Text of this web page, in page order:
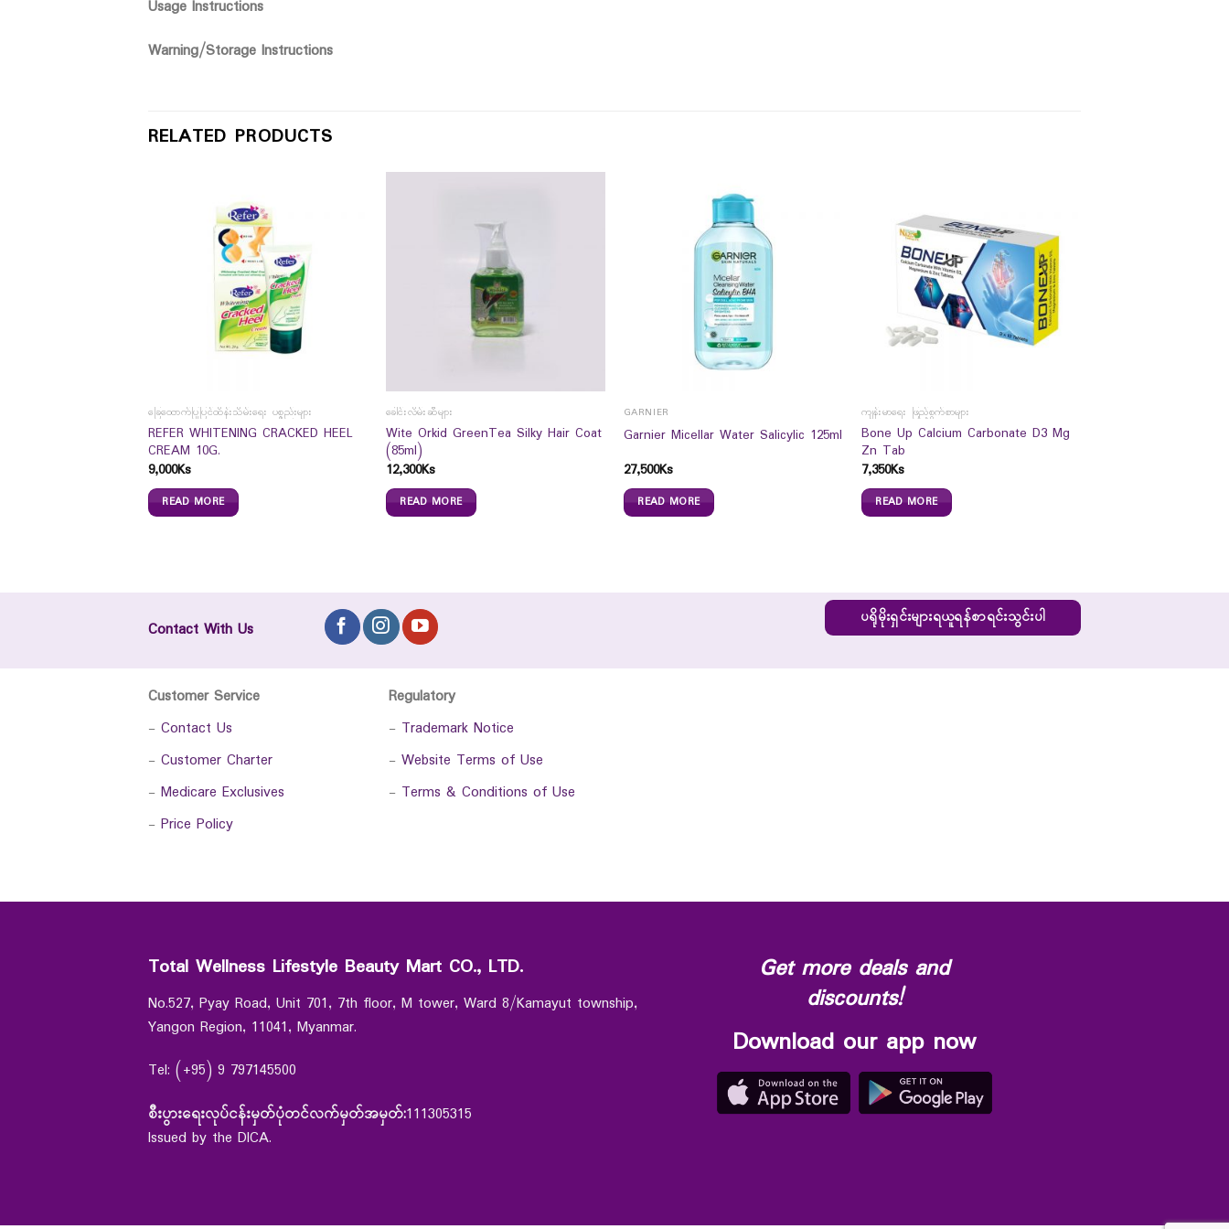
Usage Instructions
Warning/Storage Instructions
RELATED PRODUCTS
ခြေထောက်ပြုပြင်ထိန်းသိမ်းရေး ပစ္စည်းများ
REFER WHITENING CRACKED HEEL
CREAM 10G.
9,000Ks
READ MORE
ခေါင်းလိမ်းဆီများ
Wite Orkid GreenTea Silky Hair Coat
(85ml)
12,300Ks
READ MORE
GARNIER
Garnier Micellar Water Salicylic 125ml
27,500Ks
READ MORE
ကျန်းမာရေး ဖြည့်စွက်စာများ
Bone Up Calcium Carbonate D3 Mg
Zn Tab
7,350Ks
READ MORE
Contact With Us
ပရိုမိုးရှင်းများရယူရန်စာရင်းသွင်းပါ
Customer Service
- Contact Us
- Customer Charter
- Medicare Exclusives
- Price Policy
Regulatory
- Trademark Notice
- Website Terms of Use
- Terms & Conditions of Use
Total Wellness Lifestyle Beauty Mart CO., LTD.
No.527, Pyay Road, Unit 701, 7th floor, M tower, Ward 8/Kamayut township,
Yangon Region, 11041, Myanmar.
Tel: (+95) 9 797145500
စီးပွားရေးလုပ်ငန်းမှတ်ပုံတင်လက်မှတ်အမှတ်:111305315
Issued by the DICA.
Get more deals and
discounts!
Download our app now